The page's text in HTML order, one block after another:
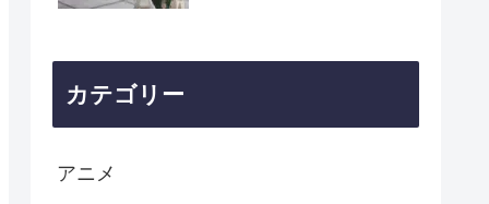
カテゴリー
アニメ